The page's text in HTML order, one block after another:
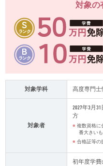
対象の
対象学科 高度専門
対象者
2027年3月
方
複数資格に
番大きい
合格証等の
初年度学費